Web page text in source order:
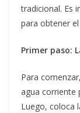
tradicional. Es
para obtener
Primer paso:
Para
agua corriente
Luego, coloca